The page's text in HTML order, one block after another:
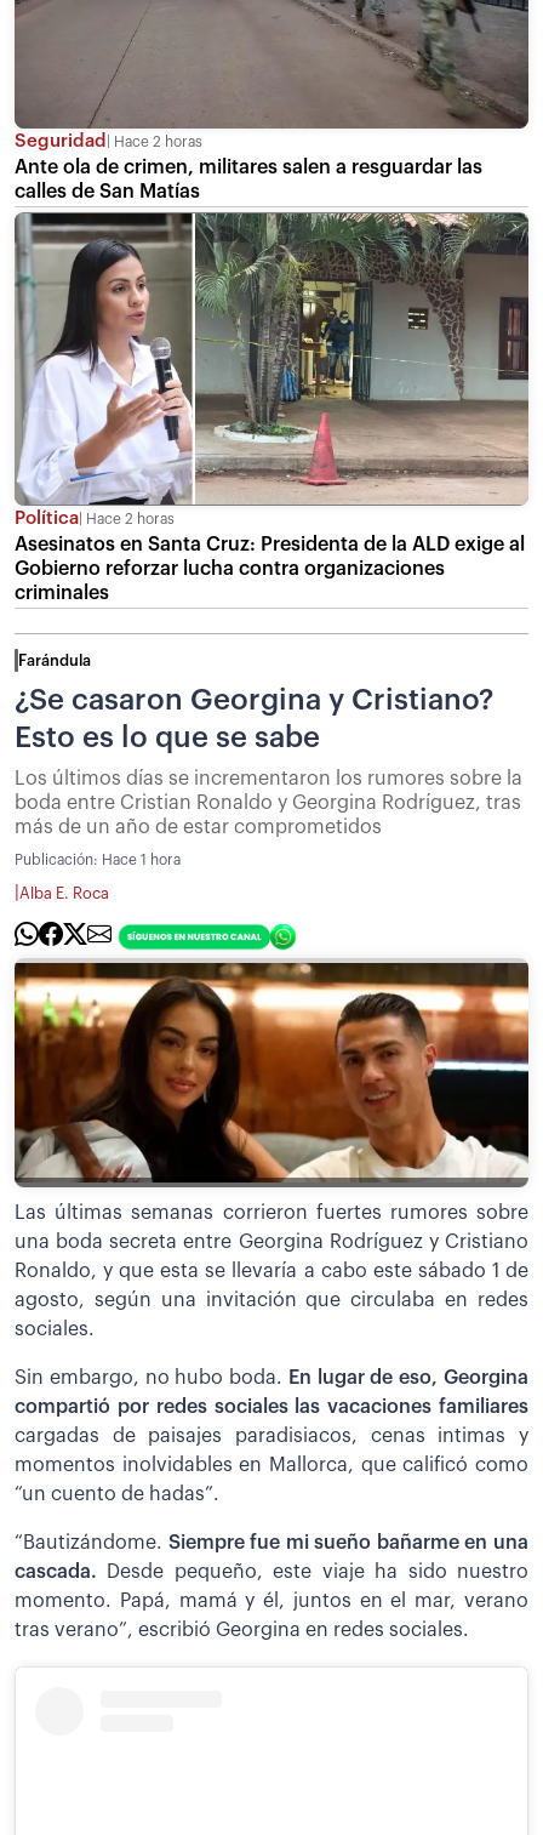
Seguridad Hace 2 horas
Ante ola de crimen, militares salen a resguardar las
calles de San Matías
Política Hace 2 horas
Asesinatos en Santa Cruz: Presidenta de la ALD exige al
Gobierno reforzar lucha contra organizaciones
criminales
Farándula
¿Se casaron Georgina y Cristiano?
Esto es lo que se sabe
Los últimos días se incrementaron los rumores sobre la
boda entre Cristian Ronaldo y Georgina Rodríguez, tras
más de un año de estar comprometidos
Publicación: Hace 1 hora
Alba E. Roca
Las últimas semanas corrieron fuertes rumores sobre
una boda secreta entre Georgina Rodríguez y Cristiano
Ronaldo, y que esta se llevaría a cabo este sábado 1 de
agosto, según una invitación que circulaba en redes
sociales.
Sin embargo, no hubo boda.
En lugar de eso, Georgina
compartió por redes sociales las vacaciones familiares
cargadas de paisajes paradisiacos, cenas intimas y
momentos inolvidables en Mallorca, que calificó como
“un cuento de hadas”.
“Bautizándome. Siempre fue mi sueño bañarme en una
cascada. Desde pequeño, este viaje ha sido nuestro
momento. Papá, mamá y él, juntos en el mar, verano
tras verano”, escribió Georgina en redes sociales.